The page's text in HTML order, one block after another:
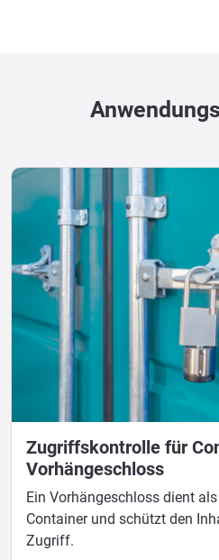
Zugriffskontrolle für
Vorhängeschloss
Ein Vorhängeschloss dient
Container und schützt den
Zugriff.